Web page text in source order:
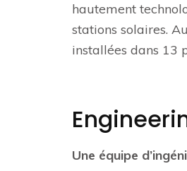
hautement
stations solaires.
installées dans 13
Une équipe